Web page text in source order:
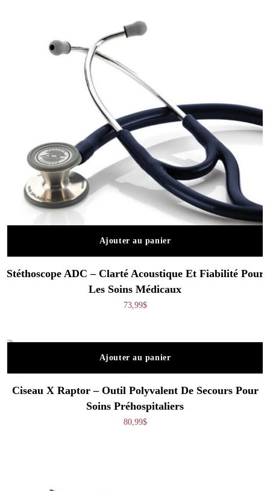
Ajouter au panier
Stéthoscope ADC – Clarté Acoustique Et Fiabilité Pour
Les Soins Médicaux
73,99$
Ajouter au panier
Ciseau X Raptor – Outil Polyvalent De Secours Pour
Soins Préhospitaliers
80,99$